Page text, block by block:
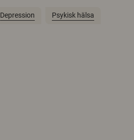
Depression Psykisk hälsa